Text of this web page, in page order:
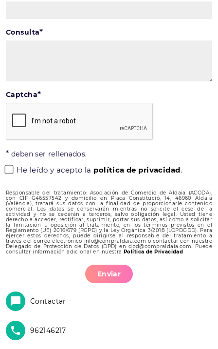
Consulta*
Captcha*
* deben ser rellenados.
He leído y acepto la política de privacidad.
Responsable del tratamiento: Asociación de Comercio de Aldaia (ACODA),
con CIF G46557542 y domicilio en Plaça Constitució, 14, 46960 Aldaia
(València), tratará sus datos con la finalidad de proporcionarle contenido
comercial. Los datos se conservarán mientras no solicite el cese de la
actividad y no se cederán a terceros, salvo obligación legal. Usted tiene
derecho a acceder, rectificar, suprimir, portar sus datos, así como a solicitar
la limitación u oposición al tratamiento, en los términos previstos en el
Reglamento (UE) 2016/679 (RGPD) y la Ley Orgánica 3/2018 (LOPDGDD). Para
ejercer estos derechos, puede dirigirse al responsable del tratamiento a
través del correo electrónico info@compraldaia.com o contactar con nuestro
Delegado de Protección de Datos (DPD) en dpd@compraldaia.com. Puede
consultar información adicional en nuestraPolítica de Privacidad
Enviar
Contactar
962146217